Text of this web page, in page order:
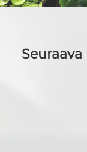
Seuraava